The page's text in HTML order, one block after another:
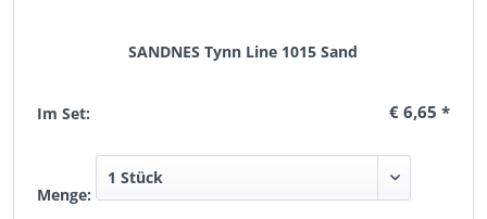
SANDNES Tynn Line 1015 Sand
Im Set: € 6,65 *
Menge: